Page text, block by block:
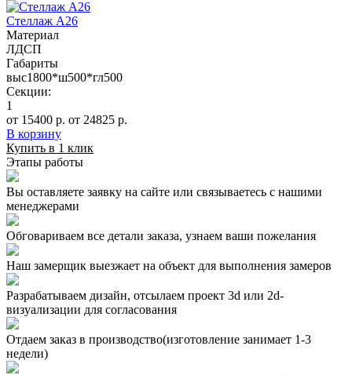
Стеллаж А26
Материал
ЛДСП
Габариты
выс1800*ш500*гл500
Секции:
1
от 15400 р. от 24825 р.
В корзину
Купить в 1 клик
Этапы работы
Вы оставляете заявку на сайте или связываетесь с нашими
менеджерами
Обговариваем все детали заказа, узнаем ваши пожелания
Наш замерщик выезжает на объект для выполнения замеров
Разрабатываем дизайн, отсылаем проект 3d или 2d-
визуализации для согласования
Отдаем заказ в производство(изготовление занимает 1-3
недели)